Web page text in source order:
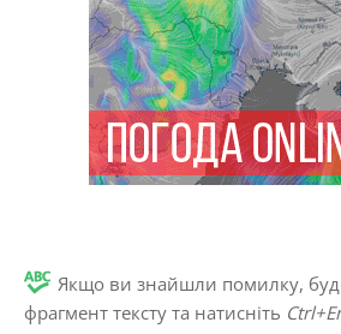
Якщо ви знайшли помилку,
фрагмент тексту та натисніть